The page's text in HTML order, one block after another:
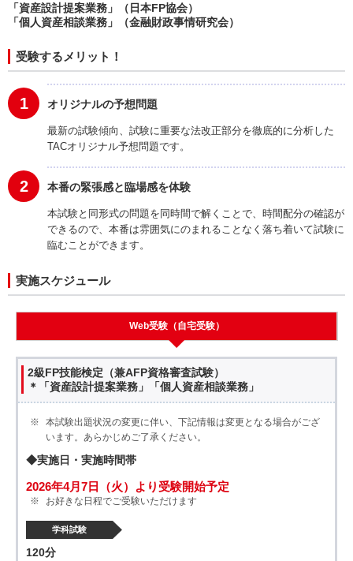
「資産設計提案業務」（日本FP協会）
「個人資産相談業務」（金融財政事情研究会）
受験するメリット！
1 オリジナルの予想問題
最新の試験傾向、試験に重要な法改正部分を徹底的に分析した
TACオリジナル予想問題です。
2 本番の緊張感と臨場感を体験
本試験と同形式の問題を同時間で解くことで、時間配分の確認が
できるので、本番は雰囲気にのまれることなく落ち着いて試験に
臨むことができます。
実施スケジュール
Web受験（自宅受験）
2級FP技能検定（兼AFP資格審査試験）
＊「資産設計提案業務」「個人資産相談業務」
本試験出題状況の変更に伴い、下記情報は変更となる場合がござ
います。あらかじめご了承ください。
◆実施日・実施時間帯
2026年4月7日（火）より受験開始予定
お好きな日程でご受験いただけます
学科試験
120分